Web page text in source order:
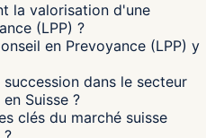
la valorisation d'une
(LPP) ?
en Prevoyance (LPP) y
dans le secteur
Suisse ?
clés du marché suisse